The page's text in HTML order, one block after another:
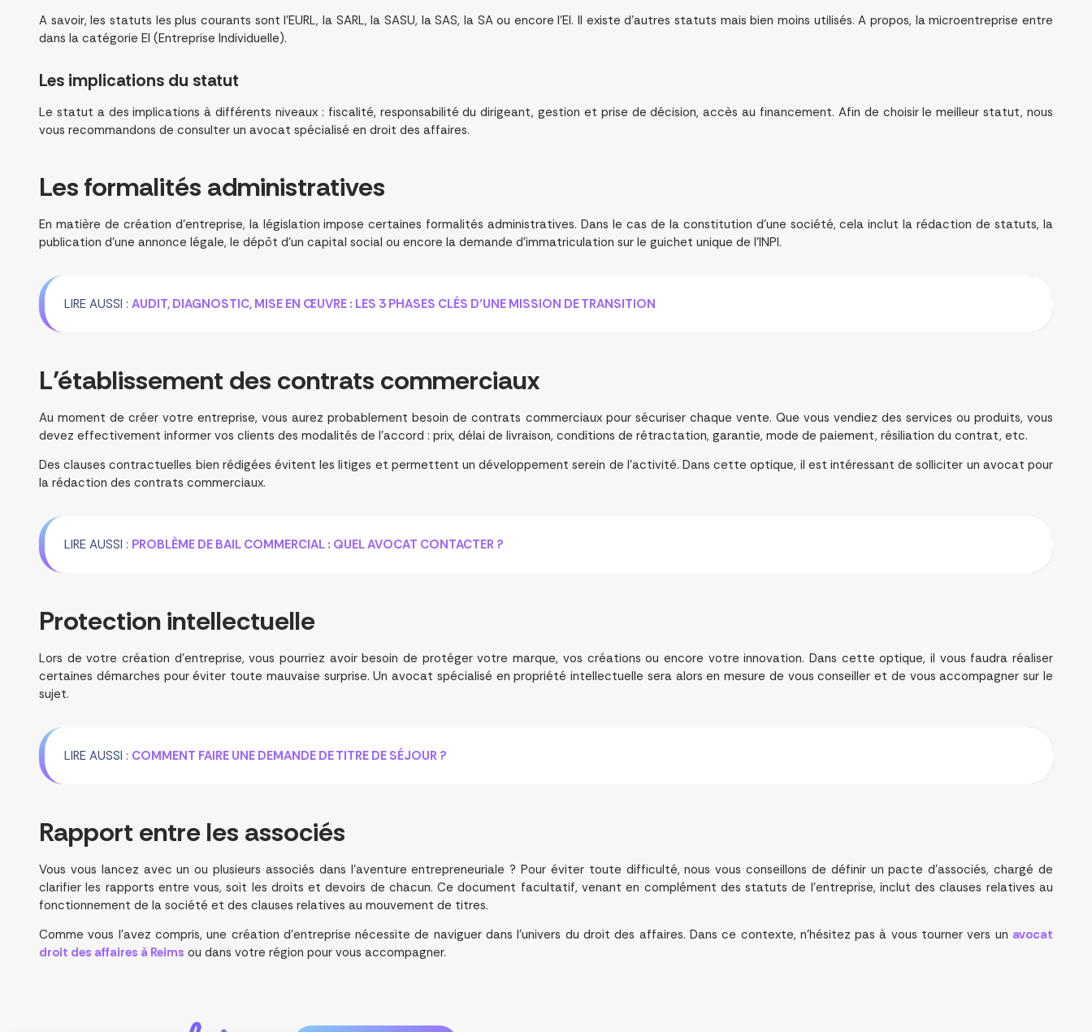
A savoir, les statuts les plus courants sont l’EURL, la SARL, la SASU, la SAS, la SA ou encore l’EI. Il existe d’autres statuts mais bien moins utilisés. A propos, la microentreprise entre
dans la catégorie EI (Entreprise Individuelle).
Les implications du statut
Le statut a des implications à différents niveaux : fiscalité, responsabilité du dirigeant, gestion et prise de décision, accès au financement. Afin de choisir le meilleur statut, nous
vous recommandons de consulter un avocat spécialisé en droit des affaires.
Lesformalités administratives
En matière de création d’entreprise, la législation impose certaines formalités administratives. Dans le cas de la constitution d’une société, cela inclut la rédaction de statuts, la
publication d’une annonce légale, le dépôt d’un capital social ou encore la demande d’immatriculation sur le guichet unique de l’INPI.
LIRE AUSSI : AUDIT, DIAGNOSTIC, MISE EN ŒUVRE : LES 3 PHASES CLÉS D’UNE MISSION DE TRANSITION
L’établissement des contrats commerciaux
Au moment de créer votre entreprise, vous aurez probablement besoin de contrats commerciaux pour sécuriser chaque vente. Que vous vendiez des services ou produits, vous
devez effectivement informer vos clients des modalités de l’accord : prix, délai de livraison, conditions de rétractation, garantie, mode de paiement, résiliation du contrat, etc.
Des clauses contractuelles bien rédigées évitent les litiges et permettent un développement serein de l’activité. Dans cette optique, il est intéressant de solliciter un avocat pour
la rédaction des contrats commerciaux.
LIRE AUSSI : PROBLÈME DE BAIL COMMERCIAL : QUEL AVOCAT CONTACTER ?
Protectionintellectuelle
Lors de votre création d’entreprise, vous pourriez avoir besoin de protéger votre marque, vos créations ou encore votre innovation. Dans cette optique, il vous faudra réaliser
certaines démarches pour éviter toute mauvaise surprise. Un avocat spécialisé en propriété intellectuelle sera alors en mesure de vous conseiller et de vous accompagner sur le
sujet.
LIRE AUSSI : COMMENT FAIRE UNE DEMANDE DE TITRE DE SÉJOUR ?
Rapport entre les associés
Vous vous lancez avec un ou plusieurs associés dans l’aventure entrepreneuriale ? Pour éviter toute difficulté, nous vous conseillons de définir un pacte d’associés, chargé de
clarifier les rapports entre vous, soit les droits et devoirs de chacun. Ce document facultatif, venant en complément des statuts de l’entreprise, inclut des clauses relatives au
fonctionnement de la société et des clauses relatives au mouvement de titres.
Comme vous l’avez compris, une création d’entreprise nécessite de naviguer dans l’univers du droit des affaires. Dans ce contexte, n’hésitez pas à vous tourner vers un avocat
droit des affaires à Reims ou dans votre région pour vous accompagner.